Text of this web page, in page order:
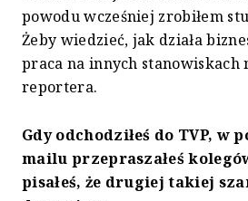
powodu wcześniej zrobiłem
Żeby wiedzieć, jak działa
praca na innych stanowiskach
reportera.
Gdy odchodziłeś do TVP, w
mailu przepraszałeś
pisałeś, że drugiej takiej